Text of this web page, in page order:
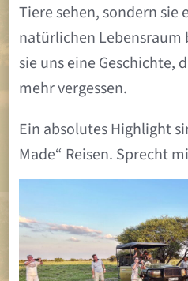
Tiere sehen, sondern
natürlichen Lebensraum
sie uns eine Geschichte,
mehr vergessen.
Ein absolutes Highlight
Made“ Reisen. Sprecht